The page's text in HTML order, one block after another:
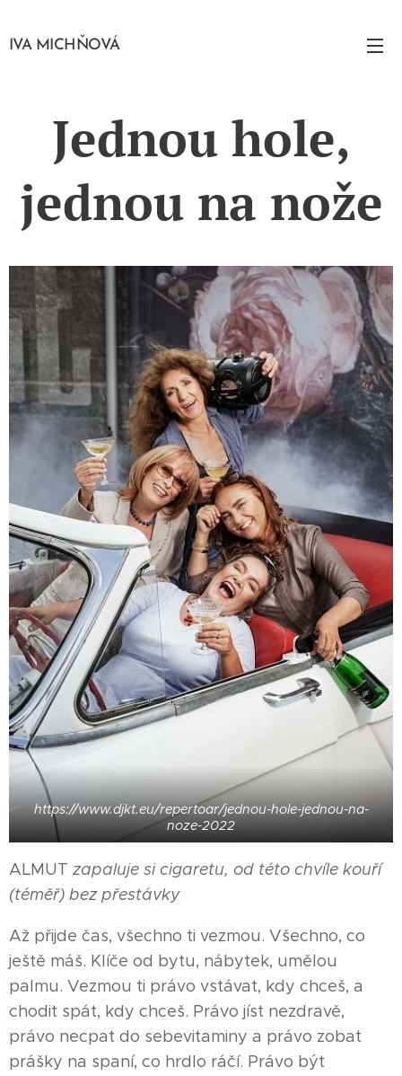
IVA MICHŇOVÁ
Jednou hole,
jednou na nože
https://www.djkt.eu/repertoar/jednou-hole-jednou-na-
noze-2022
ALMUT zapaluje si cigaretu, od této chvíle kouří
(téměř) bez přestávky
Až přijde čas, všechno ti vezmou. Všechno, co
ještě máš. Klíče od bytu, nábytek, umělou
palmu. Vezmou ti právo vstávat, kdy chceš, a
chodit spát, kdy chceš. Právo jíst nezdravě,
právo necpat do sebevitaminy a právo zobat
prášky na spaní, co hrdlo ráčí. Právo být